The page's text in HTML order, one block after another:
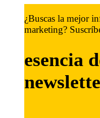
¿Buscas la mejor
marketing?
esencia